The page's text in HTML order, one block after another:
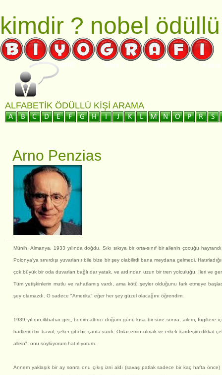
kimdir ? nobel
ALFABETIK ÖDÜLLÜ KIŞI ARAMA
Arno Penzias
Münih, Almanya, 1933 yılında doğdu. Sıkı sıkıya bir orta-sınıf bir ailenin çocuğu
Polonya'ya sınırdışı yuvarlanır bile bize bir şey olabilirdi bana meydana gelmedi.
çok büyük bir oda duvarları bağlı dar yatak, ve ardından uzun bir tren yolculuğu. Ileri ve
Tüm yetişkinlerin mutlu ve rahatlamış vardı, ama kötü şeyler olduğunu fark etmeye
şey olamazdı. O sadece "Amerika" eğer her şey güzel olacağını öğrendim.
1939 yılının ilkbahar geç, benim altıncı doğum günü kısa bir süre sonra, ailem, İngiltere
harflerini bir bavul, şeker gibi bir çanta vardı. Onlar emin olmak ve erkek kardeşim dikkat
allein", onu söylüyorum hatırlıyorum.
Annem yaklaşık bir ay sonra onu çıkış izni aldı (savaş patlak sadece bir kaç hafta